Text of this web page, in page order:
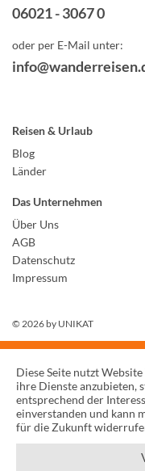
06021 - 3067 0
oder per E-Mail unter:
Reisen & Urlaub
Blog
Länder
Das Unternehmen
Über Uns
AGB
Datenschutz
Impressum
© 2026 by UNIKAT
Diese Seite nutzt
ihre Dienste anzubieten,
entsprechend der
einverstanden und kann
für die Zukunft